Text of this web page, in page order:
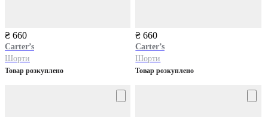
₴ 660
Carter’s
Шорти
Товар розкуплено
₴ 660
Carter’s
Шорти
Товар розкуплено